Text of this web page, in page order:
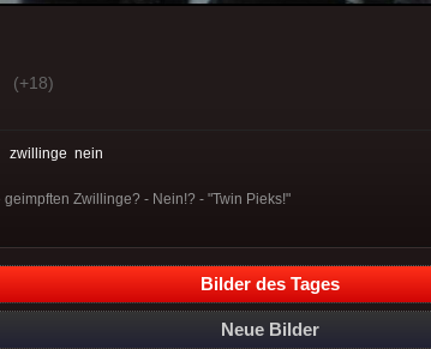
(+18)
zwillinge nein
Zwillinge? - Nein!? - "Twin Pieks!"
Bilder des Tages
Neue Bilder